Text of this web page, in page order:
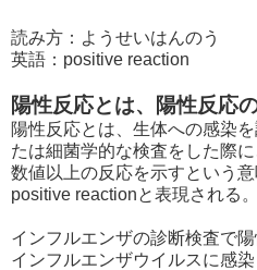
読み方：ようせいはんのう
英語：positive reaction
陽性反応とは、陽性反応
陽性反応とは、生体への感染
たは細菌学的な検査をした際
数値以上の反応を示すという意
positive reactionと表現される
インフルエンザの診断検査で
インフルエンザウイルスに感